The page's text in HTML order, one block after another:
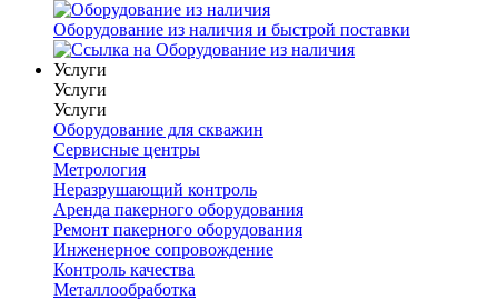
Оборудование из наличия и быстрой поставки
Услуги
Услуги
Услуги
Оборудование для скважин
Сервисные центры
Метрология
Неразрушающий контроль
Аренда пакерного оборудования
Ремонт пакерного оборудования
Инженерное сопровождение
Контроль качества
Металлообработка